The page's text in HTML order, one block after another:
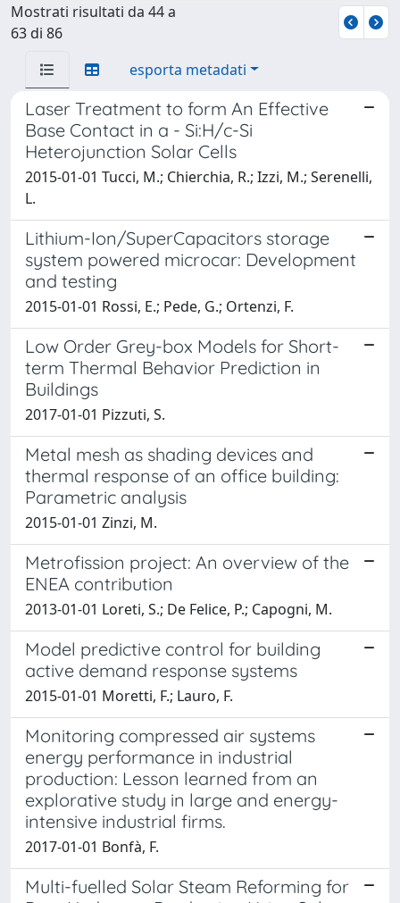
Mostrati risultati da 44 a
63 di 86
esporta metadati
Laser Treatment to form An Effective
Base Contact in a - Si:H/c-Si
Heterojunction Solar Cells
2015-01-01 Tucci, M.; Chierchia, R.; Izzi, M.; Serenelli,
L.
Lithium-Ion/SuperCapacitors storage
system powered microcar: Development
and testing
2015-01-01 Rossi, E.; Pede, G.; Ortenzi, F.
Low Order Grey-box Models for Short-
term Thermal Behavior Prediction in
Buildings
2017-01-01 Pizzuti, S.
Metal mesh as shading devices and
thermal response of an office building:
Parametric analysis
2015-01-01 Zinzi, M.
Metrofission project: An overview of the
ENEA contribution
2013-01-01 Loreti, S.; De Felice, P.; Capogni, M.
Model predictive control for building
active demand response systems
2015-01-01 Moretti, F.; Lauro, F.
Monitoring compressed air systems
energy performance in industrial
production: Lesson learned from an
explorative study in large and energy-
intensive industrial firms.
2017-01-01 Bonfà, F.
Multi-fuelled Solar Steam Reforming for